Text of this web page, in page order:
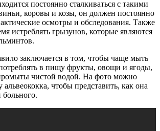
постоянно сталкиваться с такими
коровы и козы, он должен постоянно
осмотры и обследования. Также
истреблять грызунов, которые являются
заключается в том, чтобы чаще мыть
в пищу фрукты, овощи и ягоды,
чистой водой. На фото можно
альвеококка, чтобы представить, как она
больного.